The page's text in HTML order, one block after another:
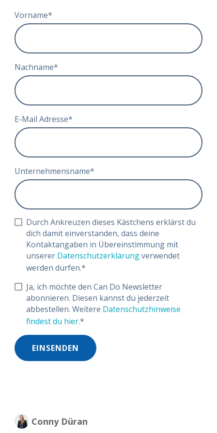
Vorname*
Nachname*
E-Mail Adresse*
Unternehmensname*
Durch Ankreuzen dieses Kästchens erklärst du
dich damit einverstanden, dass deine
Kontaktangaben in Übereinstimmung mit
unserer Datenschutzerklärungverwendet
werden dürfen.*
Ja, ich möchte den Can Do Newsletter
abonnieren. Diesen kannst du jederzeit
abbestellen. Weitere Datenschutzhinweise
findest du hier.*
Conny Düran